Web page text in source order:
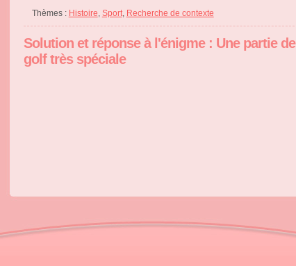
Thèmes : Histoire Sport, Recherche de contexte
Solution et réponse à l'énigme : Une partie de
golf très spéciale